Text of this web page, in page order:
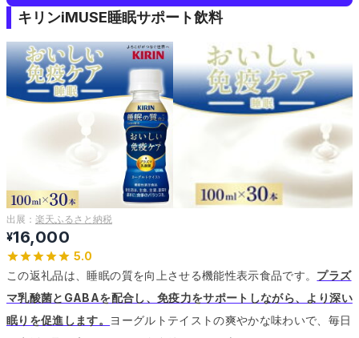
キリンiMUSE睡眠サポート飲料
出展： 楽天ふるさと納税
¥16,000
5.0
この返礼品は、睡眠の質を向上させる機能性表示食品です。 プラズ
マ乳酸菌とGABAを配合し、免疫力をサポートしながら、より深い
眠りを促進します。
ヨーグルトテイストの爽やかな味わいで、毎日